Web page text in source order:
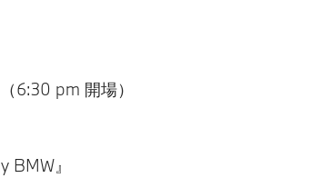
6:30 pm 開場）
BMW』